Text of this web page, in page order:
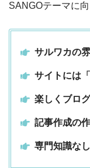
SANGOテーマに
サルワカの
サイトには
楽しくブロ
記事作成の
専門知識な